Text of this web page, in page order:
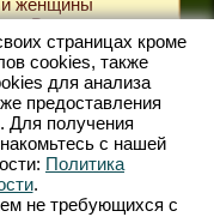
и женщины
В
My Little
о
культуры,
в
таких
фабрика.
вам
затем
вам
для
страницах кроме
сookies, также
для анализа
предоставления
Для получения
с нашей
Политика
.
не требующихся с